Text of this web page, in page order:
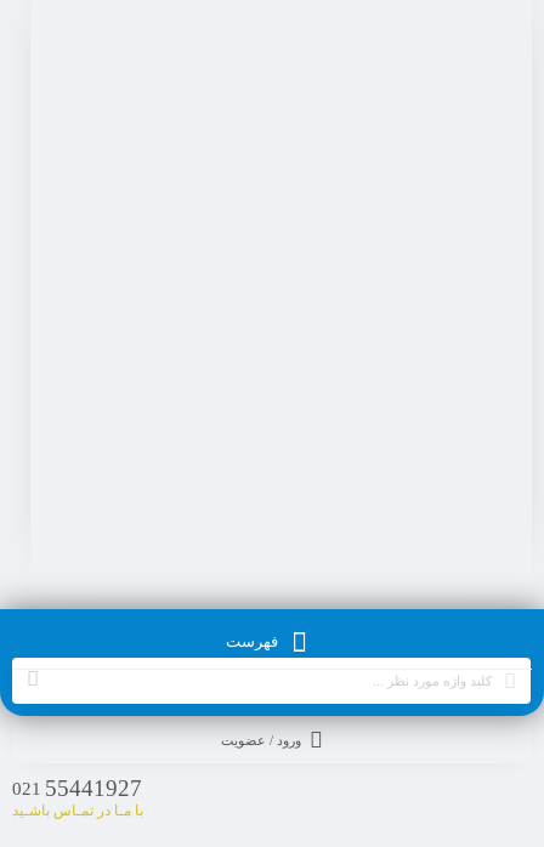
فهرست
ورود / عضویت
55441927
021
با مـا در تمـاس باشـید